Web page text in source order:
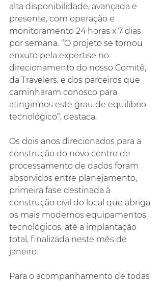
alta disponibilidade, avançada e
presente, com operação e
monitoramento 24 horas x 7 dias
por semana. “O projeto se tornou
enxuto pela expertise no
direcionamento do nosso Comitê,
da Travelers, e dos parceiros que
caminharam conosco para
atingirmos este grau de equilíbrio
tecnológico”, destaca.
Os dois anos direcionados para a
construção do novo centro de
processamento de dados foram
absorvidos entre planejamento,
primeira fase destinada à
construção civil do local que abriga
os mais modernos equipamentos
tecnológicos, até a implantação
total, finalizada neste mês de
janeiro.
Para o acompanhamento de todas